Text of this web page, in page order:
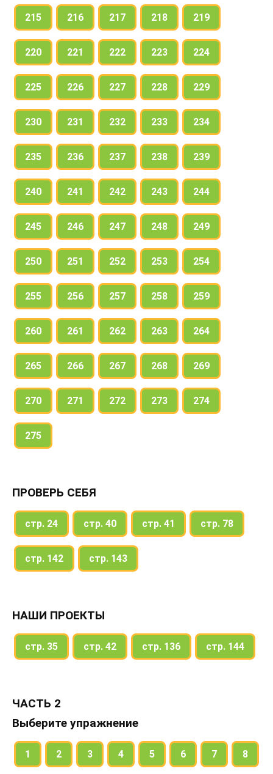
215 216 217 218 219
220 221 222 223 224
225 226 227 228 229
230 231 232 233 234
235 236 237 238 239
240 241 242 243 244
245 246 247 248 249
250 251 252 253 254
255 256 257 258 259
260 261 262 263 264
265 266 267 268 269
270 271 272 273 274
275
ПРОВЕРЬ СЕБЯ
стр. 24 стр. 40 стр. 41 стр. 78
стр. 142 стр. 143
НАШИ ПРОЕКТЫ
стр. 35 стр. 42 стр. 136 стр. 144
ЧАСТЬ 2
Выберите упражнение
1 2 3 4 5 6 7 8